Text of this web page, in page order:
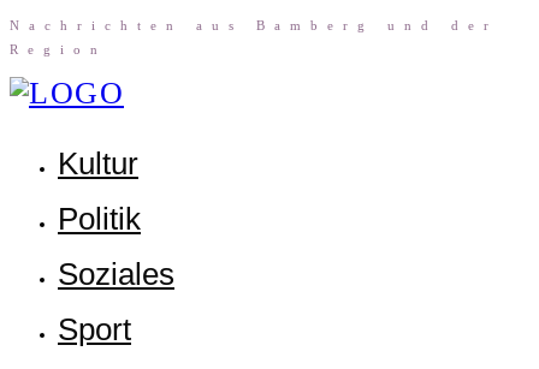
Nach­rich­ten aus Bam­berg und der
Region
Kul­tur
Poli­tik
Sozia­les
Sport